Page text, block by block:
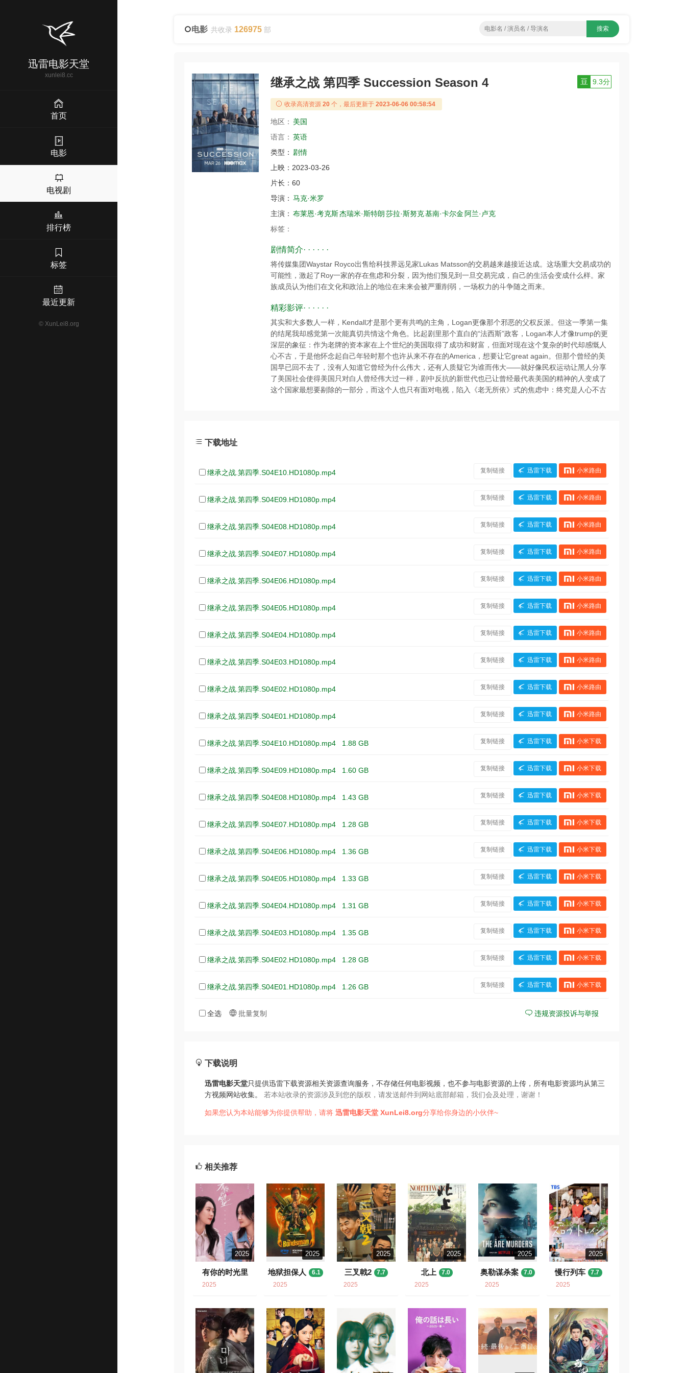
迅雷电影天堂
xunlei8.cc
首页
电影
电视剧
排行榜
标签
最近更新
© XunLei8.org
电影 共收录 126975 部
继承之战 第四季 Succession Season 4 豆 9.3分
收录高清资源 20 个，最后更新于 2023-06-06 00:58:54
地区： 美国
语言： 英语
类型： 剧情
上映： 2023-03-26
片长： 60
导演： 马克·米罗
主演： 布莱恩·考克斯杰瑞米·斯特朗莎拉·斯努克基南·卡尔金 阿兰·卢克
标签：
剧情简介· · · · · ·
将传媒集团Waystar Royco出售给科技界远见家Lukas Matsson的交易越来越接近达成。这场重大交易成功的
可能性，激起了Roy一家的存在焦虑和分裂，因为他们预见到一旦交易完成，自己的生活会变成什么样。家
族成员认为他们在文化和政治上的地位在未来会被严重削弱，一场权力的斗争随之而来。
精彩影评· · · · · ·
其实和大多数人一样，Kendall才是那个更有共鸣的主角，Logan更像那个邪恶的父权反派。但这一季第一集
的结尾我却感觉第一次能真切共情这个角色。比起剧里那个直白的“法西斯”政客，Logan本人才像trump的更
深层的象征：作为老牌的资本家在上个世纪的美国取得了成功和财富，但面对现在这个复杂的时代却感慨人
心不古，于是他怀念起自己年轻时那个也许从来不存在的America，想要让它great again。但那个曾经的美
国早已回不去了，没有人知道它曾经为什么伟大，还有人质疑它为谁而伟大——就好像民权运动让黑人分享
了美国社会使得美国只对白人曾经伟大过一样，剧中反抗的新世代也已让曾经最代表美国的精神的人变成了
这个国家最想要剔除的一部分，而这个人也只有面对电视，陷入《老无所依》式的焦虑中：终究是人心不古
下载地址
继承之战.第四季.S04E10.HD1080p.mp4 复制链接 迅雷下载 小米路由
继承之战.第四季.S04E09.HD1080p.mp4 复制链接 迅雷下载 小米路由
继承之战.第四季.S04E08.HD1080p.mp4 复制链接 迅雷下载 小米路由
继承之战.第四季.S04E07.HD1080p.mp4 复制链接 迅雷下载 小米路由
继承之战.第四季.S04E06.HD1080p.mp4 复制链接 迅雷下载 小米路由
继承之战.第四季.S04E05.HD1080p.mp4 复制链接 迅雷下载 小米路由
继承之战.第四季.S04E04.HD1080p.mp4 复制链接 迅雷下载 小米路由
继承之战.第四季.S04E03.HD1080p.mp4 复制链接 迅雷下载 小米路由
继承之战.第四季.S04E02.HD1080p.mp4 复制链接 迅雷下载 小米路由
继承之战.第四季.S04E01.HD1080p.mp4 复制链接 迅雷下载 小米路由
继承之战.第四季.S04E10.HD1080p.mp4 1.88 GB 复制链接 迅雷下载 小米下载
继承之战.第四季.S04E09.HD1080p.mp4 1.60 GB 复制链接 迅雷下载 小米下载
继承之战.第四季.S04E08.HD1080p.mp4 1.43 GB 复制链接 迅雷下载 小米下载
继承之战.第四季.S04E07.HD1080p.mp4 1.28 GB 复制链接 迅雷下载 小米下载
继承之战.第四季.S04E06.HD1080p.mp4 1.36 GB 复制链接 迅雷下载 小米下载
继承之战.第四季.S04E05.HD1080p.mp4 1.33 GB 复制链接 迅雷下载 小米下载
继承之战.第四季.S04E04.HD1080p.mp4 1.31 GB 复制链接 迅雷下载 小米下载
继承之战.第四季.S04E03.HD1080p.mp4 1.35 GB 复制链接 迅雷下载 小米下载
继承之战.第四季.S04E02.HD1080p.mp4 1.28 GB 复制链接 迅雷下载 小米下载
继承之战.第四季.S04E01.HD1080p.mp4 1.26 GB 复制链接 迅雷下载 小米下载
全选 批量复制 违规资源投诉与举报
下载说明
迅雷电影天堂只提供迅雷下载资源相关资源查询服务，不存储任何电影视频，也不参与电影资源的上传，所有电影资源均从第三
方视频网站收集。 若本站收录的资源涉及到您的版权，请发送邮件到网站底部邮箱，我们会及处理，谢谢！
如果您认为本站能够为你提供帮助，请将迅雷电影天堂 XunLei8.org分享给你身边的小伙伴~
相关推荐
2025
有你的时光里
2025
2025
地狱担保人
6.1
2025
2025
三叉戟2
7.7
2025
2025
北上
7.0
2025
2025
奥勒谋杀案
7.0
2025
2025
慢行列车
7.7
2025